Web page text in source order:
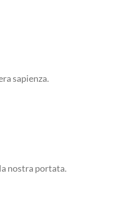
sapienza.
nostra portata.